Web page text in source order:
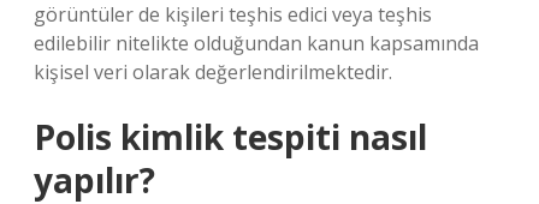
görüntüler de kişileri teşhis edici veya teşhis
edilebilir nitelikte olduğundan kanun kapsamında
kişisel veri olarak değerlendirilmektedir.
Polis kimlik tespiti nasıl
yapılır?